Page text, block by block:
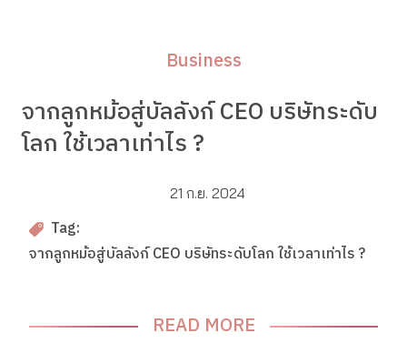
Business
จากลูกหม้อสู่บัลลังก์ CEO บริษัทระดับ
โลก ใช้เวลาเท่าไร ?
21 ก.ย. 2024
Tag:
จากลูกหม้อสู่บัลลังก์ CEO บริษัทระดับโลก ใช้เวลาเท่าไร ?
READ MORE